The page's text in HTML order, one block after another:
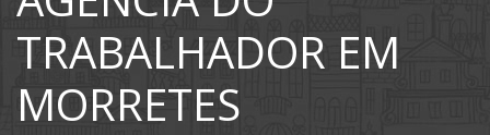
TRABALHADOR EM
MORRETES